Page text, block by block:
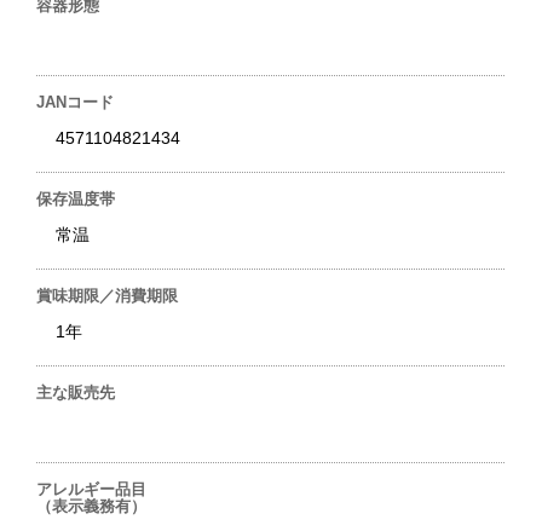
容器形態
JANコード
4571104821434
保存温度帯
常温
賞味期限／消費期限
1年
主な販売先
アレルギー品目
（表示義務有）